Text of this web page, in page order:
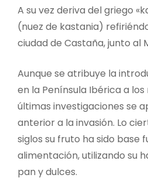
A su vez deriva del griego
(nuez de kastania)
ciudad de Castaña, junto al
Aunque se atribuye la
en la Península Ibérica a
últimas investigaciones se
anterior a la invasión. Lo
siglos su fruto ha sido base
alimentación, utilizando su
pan y dulces.